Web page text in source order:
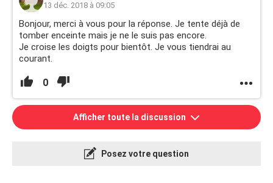
13 déc. 2018 à 09:05
Bonjour, merci à vous pour la réponse. Je tente déjà de
tomber enceinte mais je ne le suis pas encore.
Je croise les doigts pour bientôt. Je vous tiendrai au
courant.
0
Afficher toute la discussion
Posez votre question